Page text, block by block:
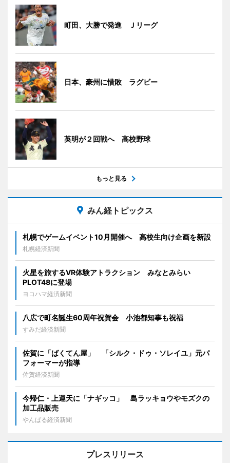
町田、大勝で発進 Ｊリーグ
日本、豪州に惜敗 ラグビー
英明が２回戦へ 高校野球
もっと見る
みん経トピックス
札幌でゲームイベント10月開催へ 高校生向け企画を新設
札幌経済新聞
火星を旅するVR体験アトラクション みなとみらい
PLOT48に登場
ヨコハマ経済新聞
八広で町名誕生60周年祝賀会 小池都知事も祝福
すみだ経済新聞
佐賀に「ばくてん屋」 「シルク・ドゥ・ソレイユ」元パ
フォーマーが指導
佐賀経済新聞
今帰仁・上運天に「ナギッコ」 島ラッキョウやモズクの
加工品販売
やんばる経済新聞
プレスリリース